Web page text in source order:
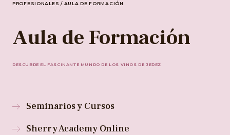
PROFESIONALES / AULA DE FORMACIÓN
Aula de Formación
DESCUBRE EL FASCINANTE MUNDO DE LOS VINOS DE JEREZ
Seminarios y Cursos
Sherry Academy Online